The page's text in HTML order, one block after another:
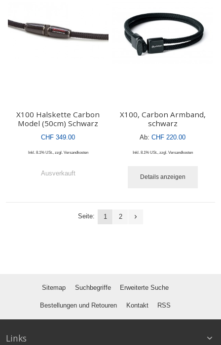
X100 Halskette Carbon
Model (50cm) Schwarz
CHF 349.00
Inkl. 8.1% USt., zzgl. Versandkosten
Ausverkauft
X100, Carbon Armband,
schwarz
Ab: CHF 220.00
Inkl. 8.1% USt., zzgl. Versandkosten
Details anzeigen
Seite: 1 2
Sitemap Suchbegriffe Erweiterte Suche
Bestellungen und Retouren Kontakt RSS
Links